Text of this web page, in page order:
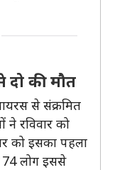
दो की मौत
से संक्रमित
ने रविवार को
को इसका पहला
लोग इससे